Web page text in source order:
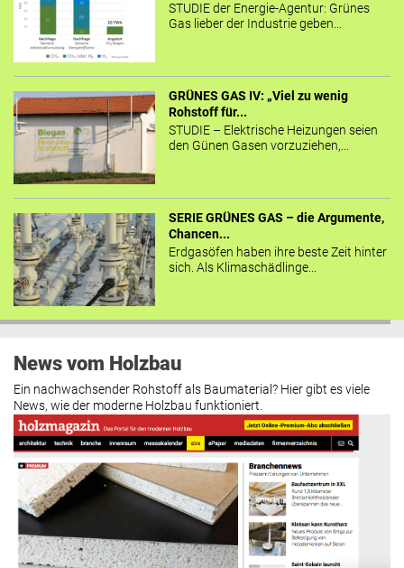
STUDIE der Energie-Agentur: Grünes
Gas lieber der Industrie geben...
GRÜNES GAS IV: „Viel zu wenig
Rohstoff für...
STUDIE – Elektrische Heizungen seien
den Günen Gasen vorzuziehen,...
SERIE GRÜNES GAS – die Argumente,
Chancen...
Erdgasöfen haben ihre beste Zeit hinter
sich. Als Klimaschädlinge...
News vom Holzbau
Ein nachwachsender Rohstoff als Baumaterial? Hier gibt es viele
News, wie der moderne Holzbau funktioniert.